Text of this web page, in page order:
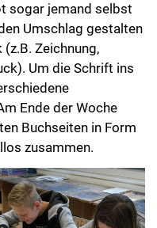
sogar jemand selbst
Umschlag gestalten
Zeichnung,
Um die Schrift ins
Ende der Woche
Buchseiten in Form
zusammen.